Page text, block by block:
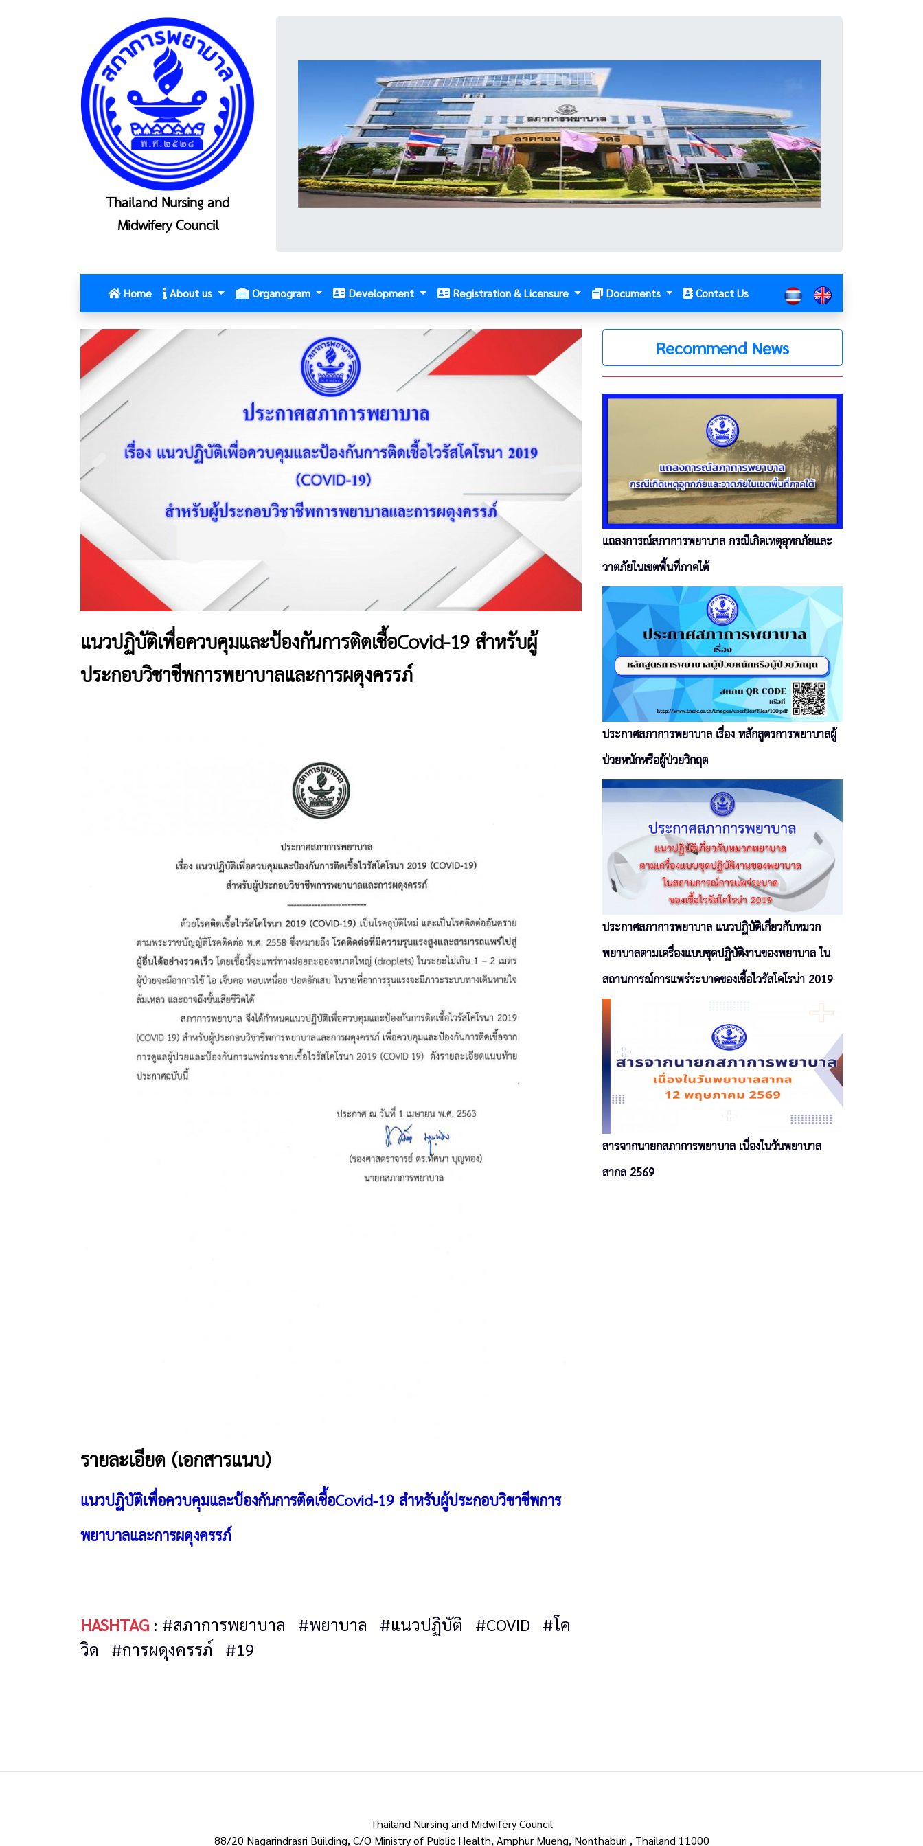
Thailand Nursing and
Midwifery Council
Home(current)About us Organogram Development Registration & Licensure Documents Contact Us
แนวปฏิบัติเพื่อควบคุมและป้องกันการติดเชื้อCovid-19 สำหรับผู้
ประกอบวิชาชีพการพยาบาลและการผดุงครรภ์
รายละเอียด (เอกสารแนบ)
แนวปฏิบัติเพื่อควบคุมและป้องกันการติดเชื้อCovid-19 สำหรับผู้ประกอบวิชาชีพการ
พยาบาลและการผดุงครรภ์
HASHTAG : #สภาการพยาบาล #พยาบาล #แนวปฏิบัติ #COVID
#โค
วิด
#การผดุงครรภ์ #19
Recommend News
แถลงการณ์สภาการพยาบาล กรณีเกิดเหตุอุทกภัยและ
วาตภัยในเขตพื้นที่ภาคใต้
ประกาศสภาการพยาบาล เรื่อง หลักสูตรการพยาบาลผู้
ป่วยหนักหรือผู้ป่วยวิกฤต
ประกาศสภาการพยาบาล แนวปฏิบัติเกี่ยวกับหมวก
พยาบาลตามเครื่องแบบชุดปฏิบัติงานของพยาบาล ใน
สถานการณ์การแพร่ระบาดของเชื้อไวรัสโคโรน่า 2019
สารจากนายกสภาการพยาบาล เนื่องในวันพยาบาล
สากล 2569
Thailand Nursing and Midwifery Council
88/20 Nagarindrasri Building, C/O Ministry of Public Health, Amphur Mueng, Nonthaburi , Thailand 11000